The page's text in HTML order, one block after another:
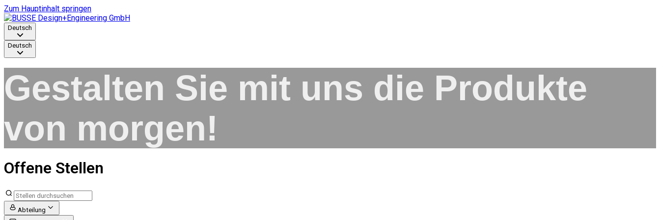
Zum Hauptinhalt springen
Deutsch
Deutsch
Gestalten Sie mit uns die Produkte
von morgen!
Offene Stellen
Abteilung